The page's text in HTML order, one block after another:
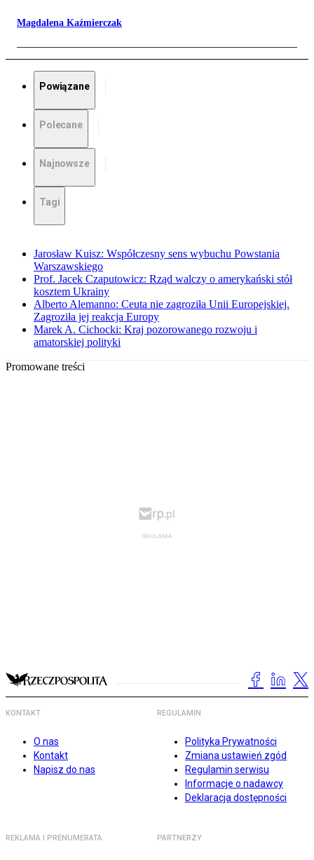
Magdalena Kaźmierczak
Powiązane
Polecane
Najnowsze
Tagi
Jarosław Kuisz: Współczesny sens wybuchu Powstania
Warszawskiego
Prof. Jacek Czaputowicz: Rząd walczy o amerykański stół
kosztem Ukrainy
Alberto Alemanno: Ceuta nie zagroziła Unii Europejskiej.
Zagroziła jej reakcja Europy
Marek A. Cichocki: Kraj pozorowanego rozwoju i
amatorskiej polityki
Promowane treści
KONTAKT
O nas
Kontakt
Napisz do nas
REGULAMIN
Polityka Prywatności
Zmiana ustawień zgód
Regulamin serwisu
Informacje o nadawcy
Deklaracja dostępności
REKLAMA I PRENUMERATA PARTNERZY